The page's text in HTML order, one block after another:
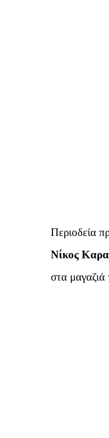
Περιοδεία
Νίκος
στα